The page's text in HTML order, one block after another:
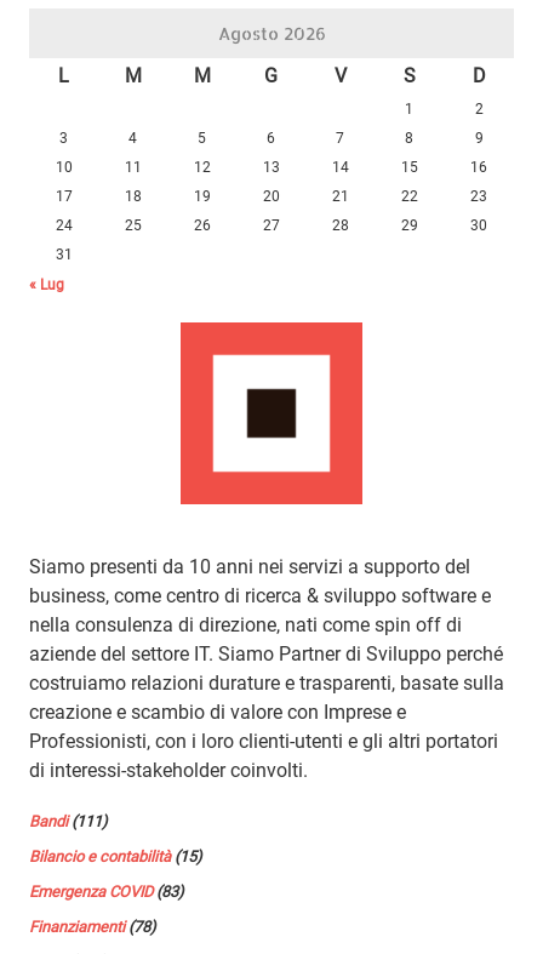
Agosto 2026
L M M G V S D
1
2
3
4 5 6 7 8
9
10
11 12 13 14 15
16
17
18 19 20 21 22
23
24
25 26 27 28 29
30
31
« Lug
Siamo presenti da 10 anni nei servizi a supporto del
business, come centro di ricerca & sviluppo software e
nella consulenza di direzione, nati come spin off di
aziende del settore IT. Siamo Partner di Sviluppo perché
costruiamo relazioni durature e trasparenti, basate sulla
creazione e scambio di valore con Imprese e
Professionisti, con i loro clienti-utenti e gli altri portatori
di interessi-stakeholder coinvolti.
Bandi(111)
Bilancio e contabilità(15)
Emergenza COVID(83)
Finanziamenti(78)